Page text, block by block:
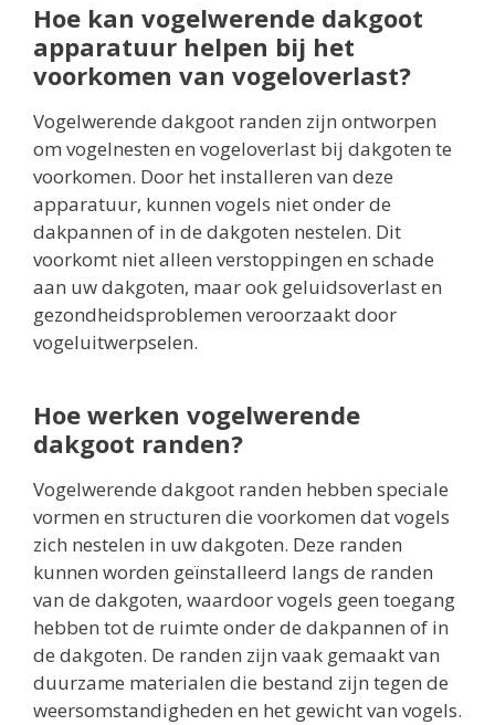
Hoe kan vogelwerende dakgoot
apparatuur helpen bij het
voorkomen van vogeloverlast?
Vogelwerende dakgoot randen zijn ontworpen
om vogelnesten en vogeloverlast bij dakgoten te
voorkomen. Door het installeren van deze
apparatuur, kunnen vogels niet onder de
dakpannen of in de dakgoten nestelen. Dit
voorkomt niet alleen verstoppingen en schade
aan uw dakgoten, maar ook geluidsoverlast en
gezondheidsproblemen veroorzaakt door
vogeluitwerpselen.
Hoe werken vogelwerende
dakgoot randen?
Vogelwerende dakgoot randen hebben speciale
vormen en structuren die voorkomen dat vogels
zich nestelen in uw dakgoten. Deze randen
kunnen worden geïnstalleerd langs de randen
van de dakgoten, waardoor vogels geen toegang
hebben tot de ruimte onder de dakpannen of in
de dakgoten. De randen zijn vaak gemaakt van
duurzame materialen die bestand zijn tegen de
weersomstandigheden en het gewicht van vogels.